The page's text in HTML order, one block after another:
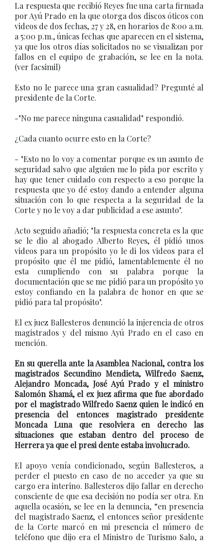
La respuesta que recibió Reyes fue una carta firmada
por Ayú Prado en la que otorga dos discos óticos con
videos de dos fechas, 27 y 28, en horarios de 8:00 a.m.
a 5:00 p.m., únicas fechas que aparecen en el sistema,
ya que los otros días solicitados no se visualizan por
fallos en el equipo de grabación, se lee en la nota.
(ver facsimil)
Esto no le parece una gran casualidad? Pregunté al
presidente de la Corte.
-"No me parece ninguna casualidad" respondió.
¿Cada cuanto ocurre esto en la Corte?
- "Esto no lo voy a comentar porque es un asunto de
seguridad salvo que alguien me lo pida por escrito y
hay que tener cuidado con respecto a eso porque la
respuesta que yo dé estoy dando a entender alguna
situación con lo que respecta a la seguridad de la
Corte y no le voy a dar publicidad a ese asunto".
Acto seguido añadió; "la respuesta concreta es la que
se le dio al abogado Alberto Reyes, él pidió unos
videos para un propósito yo le di los videos para el
propósito que él me pidió, lamentablemente él no
esta cumpliendo con su palabra porque la
documentación que se me pidió para un propósito yo
estoy confiando en la palabra de honor en que se
pidió para tal propósito".
El ex juez Ballesteros denunció la injerencia de otros
magistrados y del mismo Ayú Prado en el caso en
mención.
En su querella ante la Asamblea Nacional, contra los
magistrados Secundino Mendieta, Wilfredo Saenz,
Alejandro Moncada, José Ayú Prado y el ministro
Salomón Shamá, el ex juez afirma que fue abordado
por el magistrado Wilfredo Saenz quien le indicó en
presencia del entonces magistrado presidente
Moncada Luna que resolviera en derecho las
situaciones que estaban dentro del proceso de
Herrera ya que el presi dente estaba involucrado.
El apoyo venía condicionado, según Ballesteros, a
perder el puesto en caso de no acceder ya que su
cargo era interino. Ballesteros dijo fallar en derecho
consciente de que esa decisión no podía ser otra. En
aquella ocasión, se lee en la denuncia, “en presencia
del magistrado Saenz, el entonces señor presidente
de la Corte marcó en mi presencia el número de
teléfono que dijo era el Ministro de Turismo Salo, a